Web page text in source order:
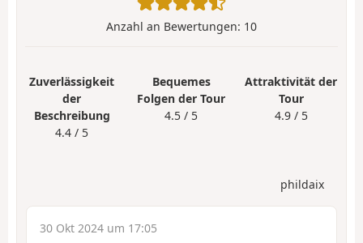
Anzahl an Bewertungen: 10
Zuverlässigkeit
der
Beschreibung
4.4 / 5
Bequemes
Folgen der Tour
4.5 / 5
Attraktivität der
Tour
4.9 / 5
phildaix
30 Okt 2024 um 17:05